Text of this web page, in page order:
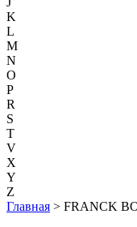
K
L
M
N
O
P
R
S
T
V
X
Y
Z
Главная > FRANCK